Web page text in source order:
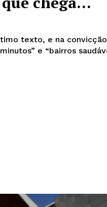
texto, e na
e “bairros